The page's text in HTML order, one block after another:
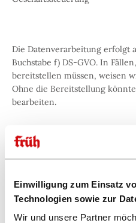
Einwilligung zum Einsatz
Technologien sowie zur
Wir und unsere Partner
Die Datenverarbeitung erfolgt
Buchstabe f) DS-GVO. In
bereitstellen müssen, weisen
Ohne die Bereitstellung
bearbeiten.
Wir löschen die Daten, wenn
Rechtsgrundlage eingreift.
die Daten nach Wegfall der